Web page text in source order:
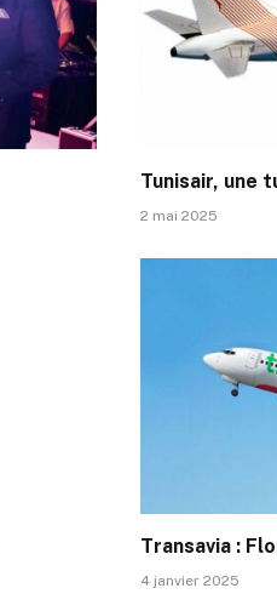
Tunisair, une
2 mai 2025
Transavia :
4 janvier 2025